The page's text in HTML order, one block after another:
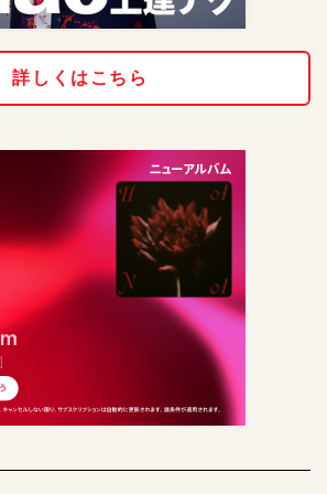
詳しくはこちら